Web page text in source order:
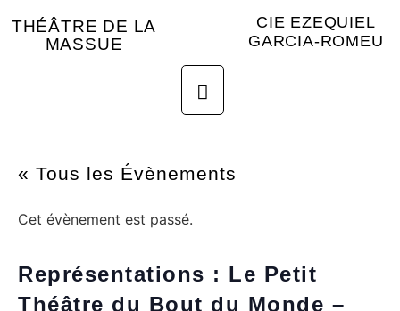
THÉÂTRE DE LA
MASSUE
CIE EZEQUIEL
GARCIA-ROMEU
« Tous les Évènements
Cet évènement est passé.
Représentations : Le Petit
Théâtre du Bout du Monde –